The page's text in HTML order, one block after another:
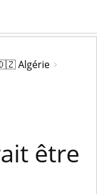
Algérie
être